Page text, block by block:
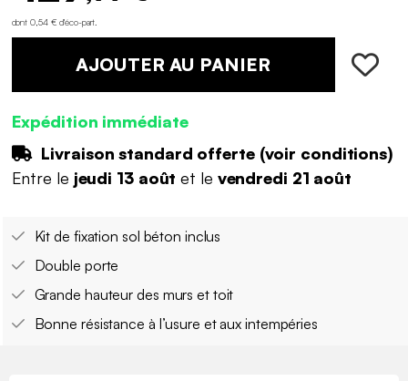
dont 0,54 € d'éco-part
AJOUTER AU PANIER
Expédition immédiate
Livraison standard offerte (voir conditions)
Entre le jeudi 13 août et le vendredi 21 août
Kit de fixation sol béton inclus
Double porte
Grande hauteur des murs et toit
Bonne résistance à l’usure et aux intempéries